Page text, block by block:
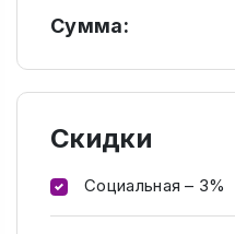
Сумма:
Скидки
Социальная – 3%